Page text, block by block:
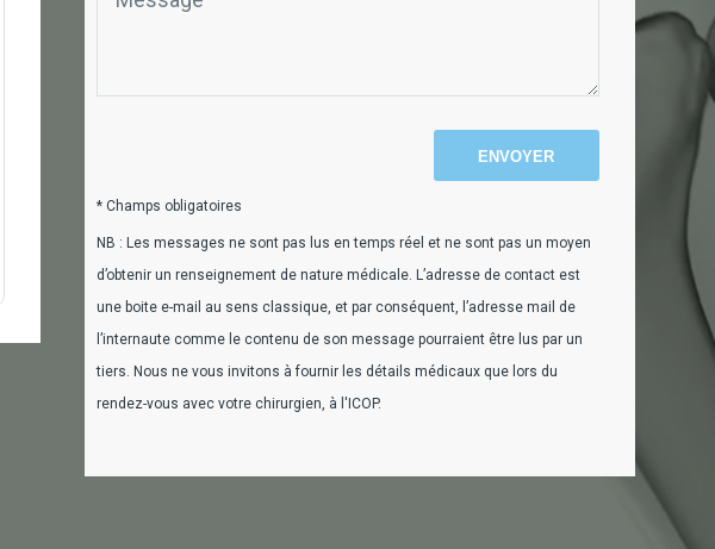
* Champs obligatoires
NB : Les messages ne sont pas lus en temps réel et ne sont pas un moyen
d’obtenir un renseignement de nature médicale. L’adresse de contact est
une boite e-mail au sens classique, et par conséquent, l’adresse mail de
l’internaute comme le contenu de son message pourraient être lus par un
tiers. Nous ne vous invitons à fournir les détails médicaux que lors du
rendez-vous avec votre chirurgien, à l'ICOP.